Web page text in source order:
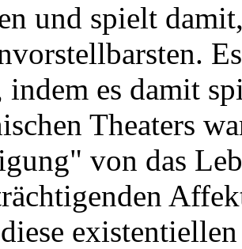
und spielt
indem es damit
Theaters
von das